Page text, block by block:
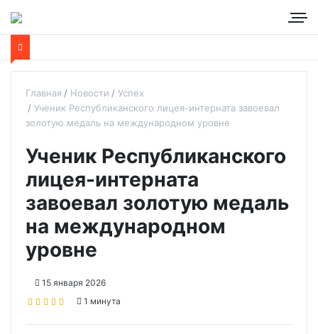
Главная Новости
Успех
Ученик Республиканского лицея-интерната завоевал
золотую медаль на международном уровне
Ученик Республиканского
лицея-интерната
завоевал золотую медаль
на международном
уровне
15 января 2026
1 минута